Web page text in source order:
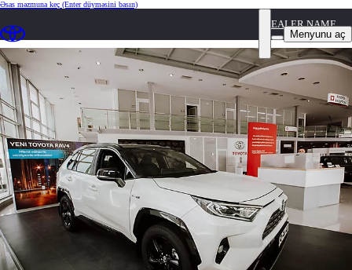
Əsas məzmuna keç (Enter düyməsini basın)
DEALER NAME
Menyunu aç
TOYOTA BAKI MƏRKƏZİ